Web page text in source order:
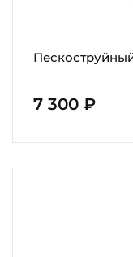
7 300 ₽